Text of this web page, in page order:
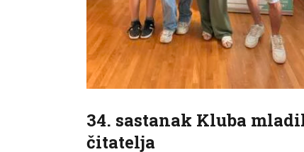
34. sastanak Kluba
čitatelja